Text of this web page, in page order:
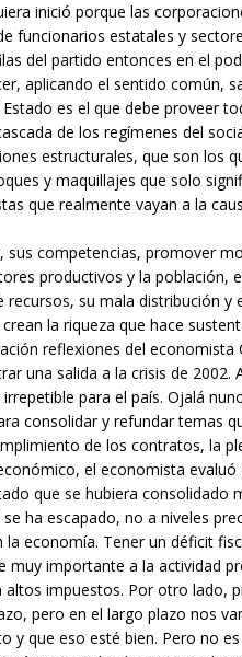
inició porque las
funcionarios estatales y
del partido entonces en el
aplicando el sentido común,
es el que debe proveer
de los regímenes del
estructurales, que son los
y maquillajes que solo
que realmente vayan a la
sus competencias, promover
productivos y la población,
su mala distribución y
la riqueza que hace
reflexiones del economista
una salida a la crisis de 2002.
para el país. Ojalá
consolidar y refundar temas
de los contratos, la
el economista evaluó
que se hubiera consolidado
ha escapado, no a niveles
economía. Tener un déficit
importante a la actividad
impuestos. Por otro lado,
pero en el largo plazo nos
y que eso esté bien. Pero no